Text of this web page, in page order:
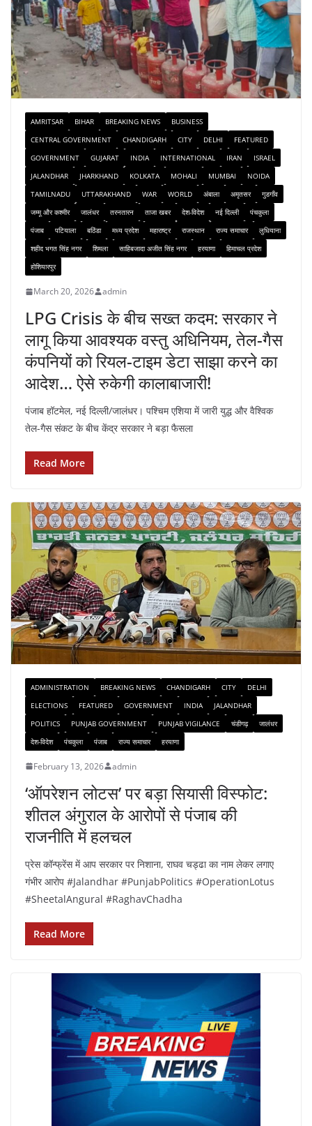
AMRITSAR BIHAR BREAKING NEWS
BUSINESS
CENTRAL GOVERNMENT
CHANDIGARH CITY DELHI
FEATURED
GOVERNMENT
GUJARAT INDIA INTERNATIONAL IRAN
ISRAEL
JALANDHAR
JHARKHAND KOLKATA MOHALI MUMBAI
NOIDA
TAMILNADU
UTTARAKHAND WAR WORLD अंबाला अमृतसर
गुडगाँव
जम्मू और कश्मीर
जालंधर तरनतारन ताजा खबर देश-विदेश नई दिल्ली
पंचकुला
पंजाब
पटियाला बठिंडा मध्य प्रदेश महाराष्ट्र राजस्थान राज्य समाचार
लुधियाना
शहीद भगत सिंह नगर
शिमला साहिबजादा अजीत सिंह नगर हरयाणा
हिमाचल प्रदेश
होशियारपुर
March 20, 2026 admin
LPG Crisis के बीच सख्त कदम: सरकार ने
लागू किया आवश्यक वस्तु अधिनियम, तेल-गैस
कंपनियों को रियल-टाइम डेटा साझा करने का
आदेश… ऐसे रुकेगी कालाबाजारी!
पंजाब हॉटमेल, नई दिल्ली/जालंधर। पश्चिम एशिया में जारी युद्ध और वैश्विक
तेल-गैस संकट के बीच केंद्र सरकार ने बड़ा फैसला
Read More
ADMINISTRATION BREAKING NEWS CHANDIGARH CITY
DELHI
ELECTIONS
FEATURED GOVERNMENT INDIA
JALANDHAR
POLITICS
PUNJAB GOVERNMENT PUNJAB VIGILANCE चंडीगढ़
जालंधर
देश-विदेश
पंचकुला पंजाब राज्य समाचार हरयाणा
February 13, 2026 admin
‘ऑपरेशन लोटस’ पर बड़ा सियासी विस्फोट:
शीतल अंगुराल के आरोपों से पंजाब की
राजनीति में हलचल
प्रेस कॉन्फ्रेंस में आप सरकार पर निशाना, राघव चड्ढा का नाम लेकर लगाए
गंभीर आरोप #Jalandhar #PunjabPolitics #OperationLotus
#SheetalAngural #RaghavChadha
Read More